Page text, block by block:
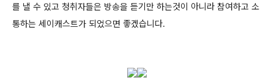
를 낼 수 있고 청취자들은 방송을 듣기만 하는것이 아니라 참여하고 소
통하는 세이캐스트가 되었으면 좋겠습니다.